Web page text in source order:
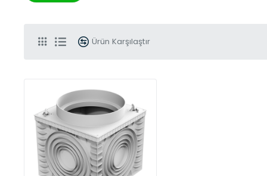
Ürün Karşılaştır